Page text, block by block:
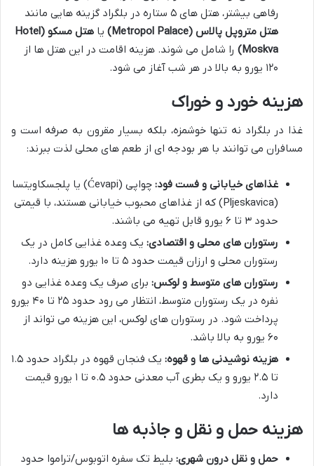
رفاهی بیشتر، هتل های ۵ ستاره در بلگراد گزینه هایی مانند
هتل متروپل پالاس (Metropol Palace)
یا
هتل مسکو (Hotel
Moskva)
را شامل می شوند. هزینه اقامت در این هتل ها از
۱۲۰ یورو به بالا در هر شب آغاز می شود.
هزینه خورد و خوراک
غذا در بلگراد نه تنها خوشمزه، بلکه بسیار مقرون به صرفه است و
مسافران می توانند با هر بودجه ای از طعم های محلی لذت ببرند:
غذاهای خیابانی و فست فود:
چواپی (Ćevapi) یا پلجسکاویتسا
(Pljeskavica) که از غذاهای محبوب خیابانی هستند، با قیمتی
حدود ۳ تا ۶ یورو قابل تهیه می باشند.
رستوران های محلی و اقتصادی: یک وعده غذایی کامل در یک
رستوران محلی و ارزان قیمت حدود ۵ تا ۱۰ یورو هزینه دارد.
رستوران های متوسط و لوکس: برای صرف یک وعده غذایی دو
نفره در یک رستوران متوسط، انتظار می رود حدود ۲۵ تا ۴۰ یورو
پرداخت شود. در رستوران های لوکس، این هزینه می تواند از
۶۰ یورو به بالا باشد.
هزینه نوشیدنی ها و قهوه:
یک فنجان قهوه در بلگراد حدود ۱.۵
تا ۲.۵ یورو و یک بطری آب معدنی حدود ۰.۵ تا ۱ یورو قیمت
دارد.
هزینه حمل و نقل و جاذبه ها
حمل و نقل درون شهری: بلیط تک سفره اتوبوس/تراموا حدود